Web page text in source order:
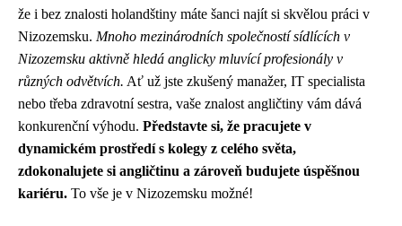
že i bez znalosti holandštiny máte šanci najít si skvělou práci v
Nizozemsku. Mnoho mezinárodních společností sídlících v
Nizozemsku aktivně hledá anglicky mluvící profesionály v
různých odvětvích. Ať už jste zkušený manažer, IT specialista
nebo třeba zdravotní sestra, vaše znalost angličtiny vám dává
konkurenční výhodu. Představte si, že pracujete v
dynamickém prostředí s kolegy z celého světa,
zdokonalujete si angličtinu a zároveň budujete úspěšnou
kariéru. To vše je v Nizozemsku možné!